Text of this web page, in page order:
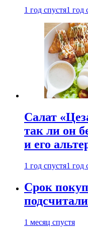
1 год спустя1 год
Салат
так ли он
и его
1 год спустя1 год
Срок
подсчитали
1 месяц спустя